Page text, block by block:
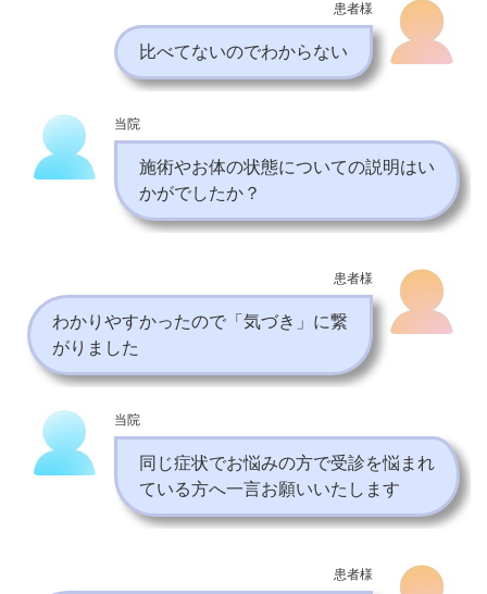
患者様
比べてないのでわからない
当院
施術やお体の状態についての説明はい
かがでしたか？
患者様
わかりやすかったので「気づき」に繋
がりました
当院
同じ症状でお悩みの方で受診を悩まれ
ている方へ一言お願いいたします
患者様